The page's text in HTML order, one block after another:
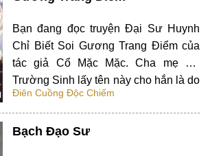
Bạn đang đọc truyện Đại Sư Huynh
Chỉ Biết Soi Gương Trang Điểm của
tác giả Cổ Mặc Mặc. Cha mẹ Hạ
Trường Sinh lấy tên này cho hắn là do
cảm thấy đứa bé yếu ớt này có lẽ sẽ
không sống nổi đến lúc trưởng thành.
Hạ Trường Sinh cũng có suy nghĩ…
Điên Cuồng Độc Chiếm
Bạch Đạo Sư